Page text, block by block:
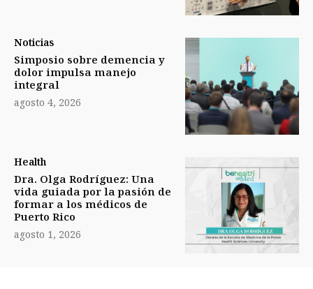
Noticias
Simposio sobre demencia y
dolor impulsa manejo
integral
agosto 4, 2026
Health
Dra. Olga Rodríguez: Una
vida guiada por la pasión de
formar a los médicos de
Puerto Rico
agosto 1, 2026